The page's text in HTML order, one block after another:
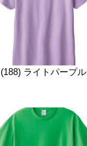
(188) ライトパープル